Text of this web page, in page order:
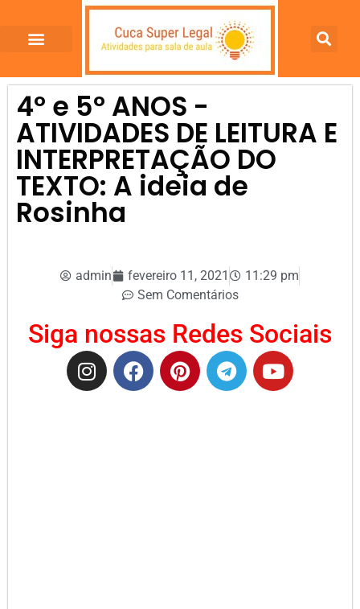
4º e 5º ANOS -
ATIVIDADES DE LEITURA E
INTERPRETAÇÃO DO
TEXTO: A ideia de
Rosinha
admin fevereiro 11, 2021
11:29 pm
Sem Comentários
Siga nossas Redes Sociais